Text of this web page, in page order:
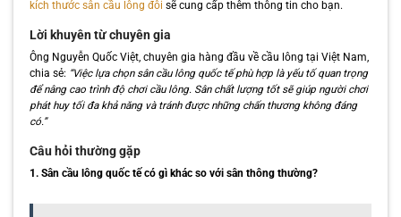
kích thước sân cầu lông đôi sẽ cung cấp thêm thông tin cho bạn.
Lời khuyên từ chuyên gia
Ông Nguyễn Quốc Việt, chuyên gia hàng đầu về cầu lông tại Việt Nam,
chia sẻ: “Việc lựa chọn sân cầu lông quốc tế phù hợp là yếu tố quan trọng
để nâng cao trình độ chơi cầu lông. Sân chất lượng tốt sẽ giúp người chơi
phát huy tối đa khả năng và tránh được những chấn thương không đáng
có.”
Câu hỏi thường gặp
1. Sân cầu lông quốc tế có gì khác so với sân thông thường?